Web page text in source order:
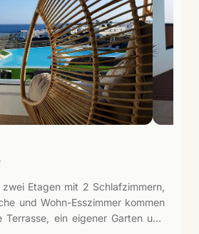
Etagen mit 2 Schlafzimmern,
und Wohn-Esszimmer kommen
ein eigener Garten und